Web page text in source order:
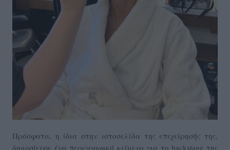
Πρόσφατα, η ίδια στην ιστοσελίδα της επιχείρησής της,
δημοσίευσε ένα περιγραφικό κείμενο για το backstage της